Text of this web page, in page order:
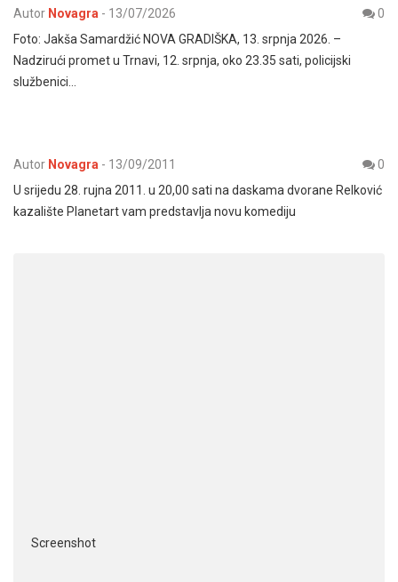
Autor Novagra - 13/07/2026
0
Foto: Jakša Samardžić NOVA GRADIŠKA, 13. srpnja 2026. –
Nadzirući promet u Trnavi, 12. srpnja, oko 23.35 sati, policijski
službenici…
Autor Novagra - 13/09/2011
0
U srijedu 28. rujna 2011. u 20,00 sati na daskama dvorane Relković
kazalište Planetart vam predstavlja novu komediju
Screenshot